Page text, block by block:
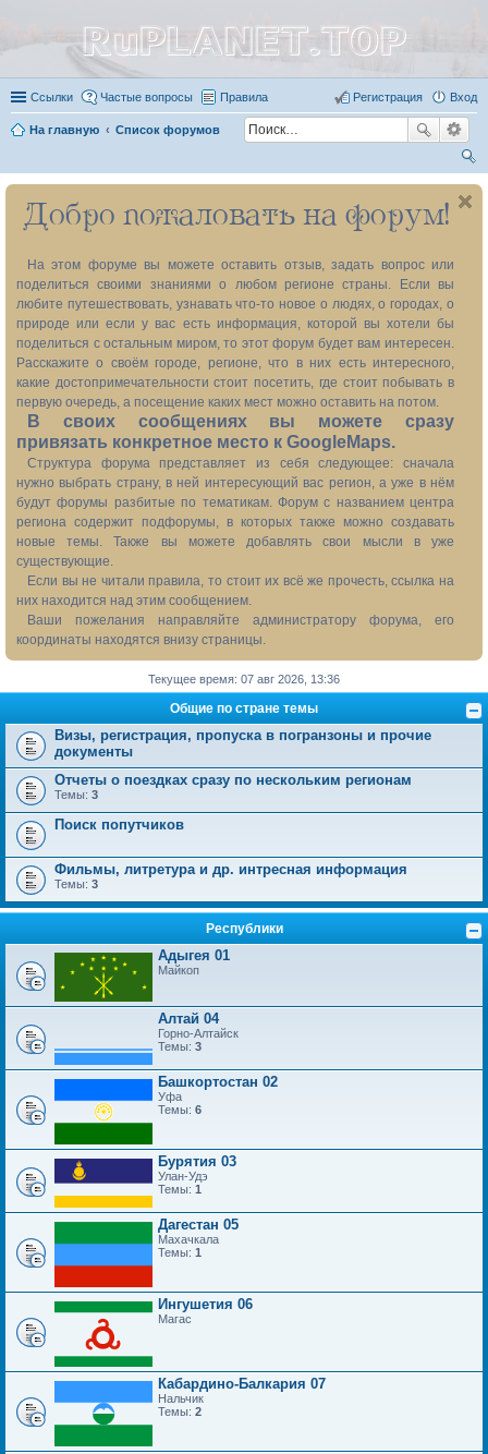
RuPLANET.TOP
Ссылки Частые вопросы Правила Вход
Регистрация
На главную Список форумов
ои
ск
Добро пожаловать на форум!
На этом форуме вы можете оставить отзыв, задать вопрос или
поделиться своими знаниями о любом регионе страны. Если вы
любите путешествовать, узнавать что-то новое о людях, о городах, о
природе или если у вас есть информация, которой вы хотели бы
поделиться с остальным миром, то этот форум будет вам интересен.
Расскажите о своём городе, регионе, что в них есть интересного,
какие достопримечательности стоит посетить, где стоит побывать в
первую очередь, а посещение каких мест можно оставить на потом.
В своих сообщениях вы можете сразу
привязать конкретное место к GoogleMaps.
Структура форума представляет из себя следующее: сначала
нужно выбрать страну, в ней интересующий вас регион, а уже в нём
будут форумы разбитые по тематикам. Форум с названием центра
региона содержит подфорумы, в которых также можно создавать
новые темы. Также вы можете добавлять свои мысли в уже
существующие.
Если вы не читали правила, то стоит их всё же прочесть, ссылка на
них находится над этим сообщением.
Ваши пожелания направляйте администратору форума, его
координаты находятся внизу страницы.
Текущее время: 07 авг 2026, 13:36
Общие по стране темы
Визы, регистрация, пропуска в погранзоны и прочие
документы
Отчеты о поездках сразу по нескольким регионам
Темы: 3
Поиск попутчиков
Фильмы, литретура и др. интресная информация
Темы: 3
Республики
Адыгея 01
Майкоп
Алтай 04
Горно-Алтайск
Темы: 3
Башкортостан 02
Уфа
Темы: 6
Бурятия 03
Улан-Удэ
Темы: 1
Дагестан 05
Махачкала
Темы: 1
Ингушетия 06
Магас
Кабардино-Балкария 07
Нальчик
Темы: 2